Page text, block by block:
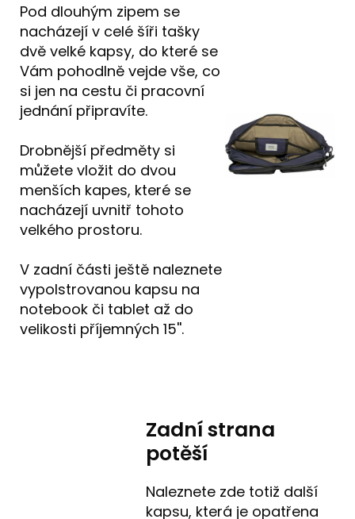
Pod dlouhým zipem se
nacházejí v celé šíři tašky
dvě velké kapsy, do které se
Vám pohodlně vejde vše, co
si jen na cestu či pracovní
jednání připravíte.
Drobnější předměty si
můžete vložit do dvou
menších kapes, které se
nacházejí uvnitř tohoto
velkého prostoru.
V zadní části ještě naleznete
vypolstrovanou kapsu na
notebook či tablet až do
velikosti příjemných 15''.
Zadní strana
potěší
Naleznete zde totiž další
kapsu, která je opatřena